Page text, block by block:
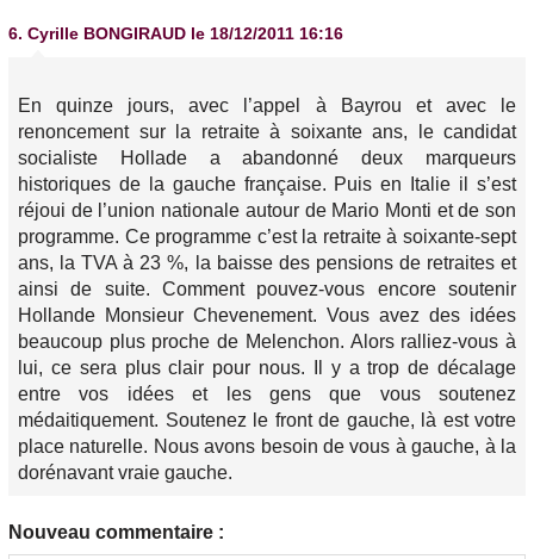
6. Cyrille BONGIRAUD le 18/12/2011 16:16
En quinze jours, avec l’appel à Bayrou et avec le
renoncement sur la retraite à soixante ans, le candidat
socialiste Hollade a abandonné deux marqueurs
historiques de la gauche française. Puis en Italie il s’est
réjoui de l’union nationale autour de Mario Monti et de son
programme. Ce programme c’est la retraite à soixante-sept
ans, la TVA à 23 %, la baisse des pensions de retraites et
ainsi de suite. Comment pouvez-vous encore soutenir
Hollande Monsieur Chevenement. Vous avez des idées
beaucoup plus proche de Melenchon. Alors ralliez-vous à
lui, ce sera plus clair pour nous. Il y a trop de décalage
entre vos idées et les gens que vous soutenez
médaitiquement. Soutenez le front de gauche, là est votre
place naturelle. Nous avons besoin de vous à gauche, à la
dorénavant vraie gauche.
Nouveau commentaire :